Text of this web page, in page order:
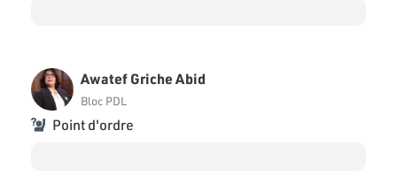
Awatef Griche Abid
Bloc PDL
Point d'ordre